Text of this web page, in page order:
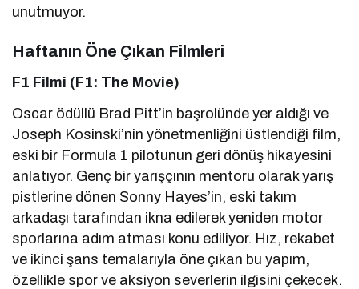
unutmuyor.
Haftanın Öne Çıkan Filmleri
F1 Filmi (F1: The Movie)
Oscar ödüllü Brad Pitt’in başrolünde yer aldığı ve
Joseph Kosinski’nin yönetmenliğini üstlendiği film,
eski bir Formula 1 pilotunun geri dönüş hikayesini
anlatıyor. Genç bir yarışçının mentoru olarak yarış
pistlerine dönen Sonny Hayes’in, eski takım
arkadaşı tarafından ikna edilerek yeniden motor
sporlarına adım atması konu ediliyor. Hız, rekabet
ve ikinci şans temalarıyla öne çıkan bu yapım,
özellikle spor ve aksiyon severlerin ilgisini çekecek.